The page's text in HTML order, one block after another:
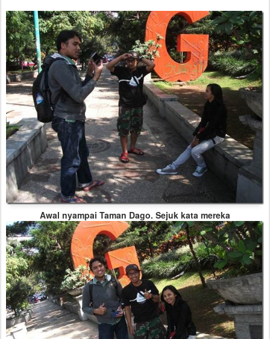
Awal nyampai Taman Dago. Sejuk kata mereka